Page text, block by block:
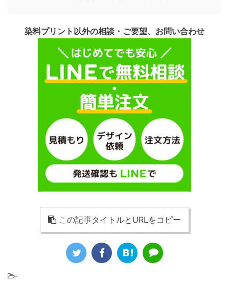
染料プリント以外の相談・ご要望、お問い合わせ
この記事タイトルとURLをコピー
-